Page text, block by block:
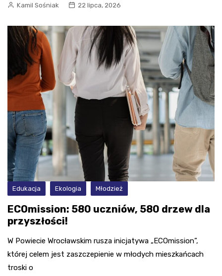
Kamil Sośniak 22 lipca, 2026
Edukacja Ekologia Młodzież
ECOmission: 580 uczniów, 580 drzew dla
przyszłości!
W Powiecie Wrocławskim rusza inicjatywa „ECOmission”,
której celem jest zaszczepienie w młodych mieszkańcach
troski o